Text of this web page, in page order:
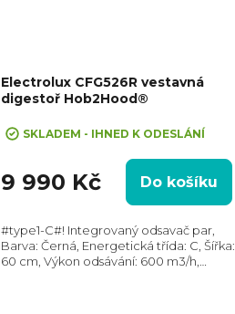
Electrolux CFG526R vestavná
digestoř Hob2Hood®
SKLADEM - IHNED K ODESLÁNÍ
9 990 Kč Do košíku
#type1-C#! Integrovaný odsavač par,
Barva: Černá, Energetická třída: C, Šířka:
60 cm, Výkon odsávání: 600 m3/h,